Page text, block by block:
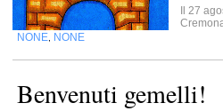
Il 27
NONE NONE
Benvenuti gemelli!